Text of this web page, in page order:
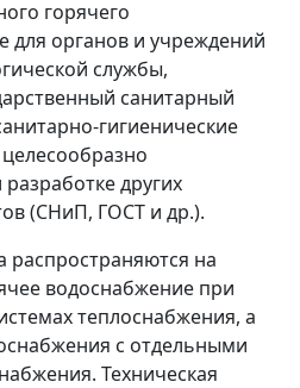
горячего
для органов и учреждений
службы,
санитарный
гигиенические
других
(СНиП, ГОСТ и др.).
распространяются на
водоснабжение при
теплоснабжения, а
с отдельными
Техническая